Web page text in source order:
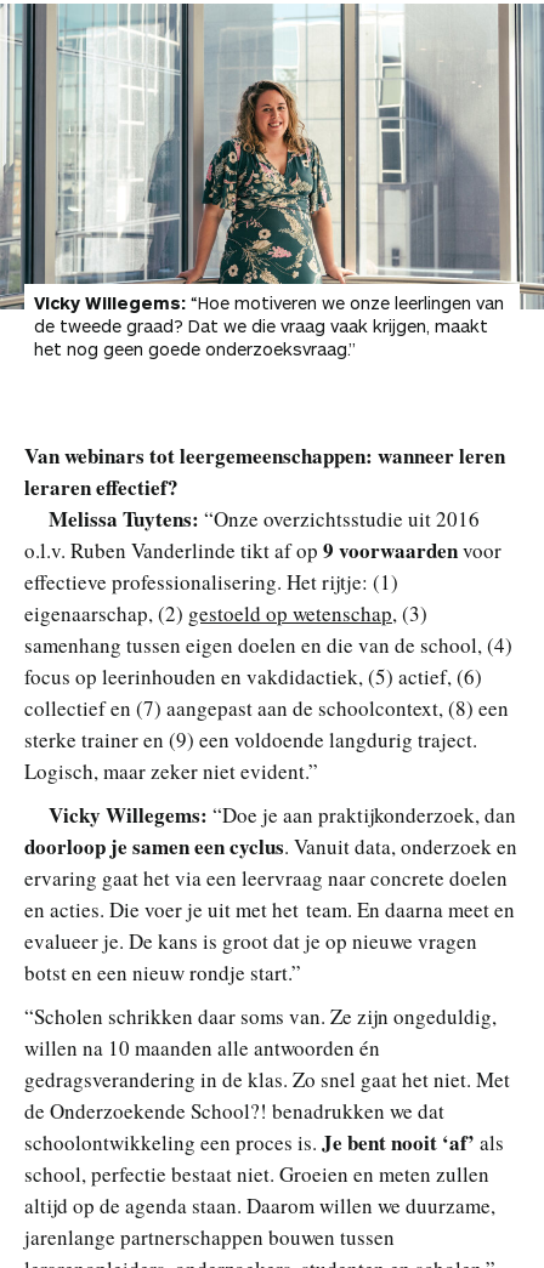
Vicky Willegems: “Hoe motiveren we onze leerlingen van
de tweede graad? Dat we die vraag vaak krijgen, maakt
het nog geen goede onderzoeksvraag.”
Van webinars tot leergemeenschappen: wanneer leren
leraren effectief?
Melissa Tuytens: “Onze overzichtsstudie uit 2016
o.l.v. Ruben Vanderlinde tikt af op 9 voorwaardenvoor
effectieve professionalisering. Het rijtje: (1)
eigenaarschap, (2) gestoeld op wetenschap, (3)
samenhang tussen eigen doelen en die van de school, (4)
focus op leerinhouden en vakdidactiek, (5) actief, (6)
collectief en (7) aangepast aan de schoolcontext, (8) een
sterke trainer en (9) een voldoende langdurig traject.
Logisch, maar zeker niet evident.”
Vicky Willegems: “Doe je aan praktijkonderzoek, dan
doorloop je samen een cyclus. Vanuit data, onderzoek en
ervaring gaat het via een leervraag naar concrete doelen
en acties. Die voer je uit met het team. En daarna meet en
evalueer je. De kans is groot dat je op nieuwe vragen
botst en een nieuw rondje start.”
“Scholen schrikken daar soms van. Ze zijn ongeduldig,
willen na 10 maanden alle antwoorden én
gedragsverandering in de klas. Zo snel gaat het niet. Met
de Onderzoekende School?! benadrukken we dat
schoolontwikkeling een proces is. Je bent nooit ‘af’ als
school, perfectie bestaat niet. Groeien en meten zullen
altijd op de agenda staan. Daarom willen we duurzame,
jarenlange partnerschappen bouwen tussen